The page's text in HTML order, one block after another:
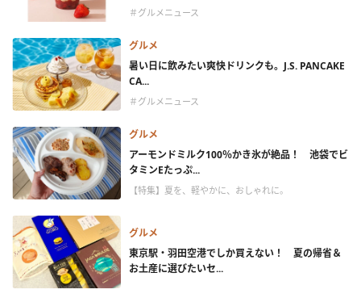
＃グルメニュース
グルメ
暑い日に飲みたい爽快ドリンクも。J.S. PANCAKE
CA...
＃グルメニュース
グルメ
アーモンドミルク100％かき氷が絶品！ 池袋でビ
タミンEたっぷ...
【特集】夏を、軽やかに、おしゃれに。
グルメ
東京駅・羽田空港でしか買えない！ 夏の帰省＆
お土産に選びたいセ...